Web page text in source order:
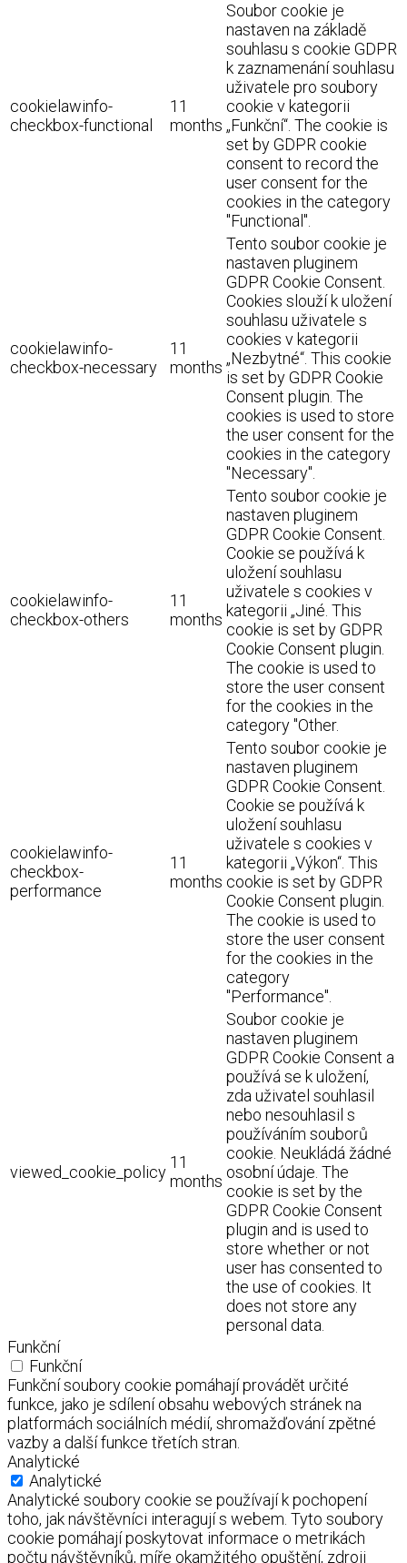
cookielawinfo-
checkbox-functional
11
months
Soubor cookie je
nastaven na základě
souhlasu s cookie GDPR
k zaznamenání souhlasu
uživatele pro soubory
cookie v kategorii
„Funkční“. The cookie is
set by GDPR cookie
consent to record the
user consent for the
cookies in the category
"Functional".
cookielawinfo-
checkbox-necessary
11
months
Tento soubor cookie je
nastaven pluginem
GDPR Cookie Consent.
Cookies slouží k uložení
souhlasu uživatele s
cookies v kategorii
„Nezbytné“. This cookie
is set by GDPR Cookie
Consent plugin. The
cookies is used to store
the user consent for the
cookies in the category
"Necessary".
cookielawinfo-
checkbox-others
11
months
Tento soubor cookie je
nastaven pluginem
GDPR Cookie Consent.
Cookie se používá k
uložení souhlasu
uživatele s cookies v
kategorii „Jiné. This
cookie is set by GDPR
Cookie Consent plugin.
The cookie is used to
store the user consent
for the cookies in the
category "Other.
cookielawinfo-
checkbox-
performance
11
months
Tento soubor cookie je
nastaven pluginem
GDPR Cookie Consent.
Cookie se používá k
uložení souhlasu
uživatele s cookies v
kategorii „Výkon“. This
cookie is set by GDPR
Cookie Consent plugin.
The cookie is used to
store the user consent
for the cookies in the
category
"Performance".
viewed_cookie_policy
11
months
Soubor cookie je
nastaven pluginem
GDPR Cookie Consent a
používá se k uložení,
zda uživatel souhlasil
nebo nesouhlasil s
používáním souborů
cookie. Neukládá žádné
osobní údaje. The
cookie is set by the
GDPR Cookie Consent
plugin and is used to
store whether or not
user has consented to
the use of cookies. It
does not store any
personal data.
Funkční
Funkční
Funkční soubory cookie pomáhají provádět určité
funkce, jako je sdílení obsahu webových stránek na
platformách sociálních médií, shromažďování zpětné
vazby a další funkce třetích stran.
Analytické
Analytické
Analytické soubory cookie se používají k pochopení
toho, jak návštěvníci interagují s webem. Tyto soubory
cookie pomáhají poskytovat informace o metrikách
počtu návštěvníků, míře okamžitého opuštění, zdroji